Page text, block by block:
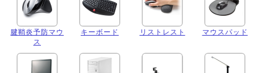
腱鞘炎予防マウ
ス
キーボード リストレスト マウスパッド